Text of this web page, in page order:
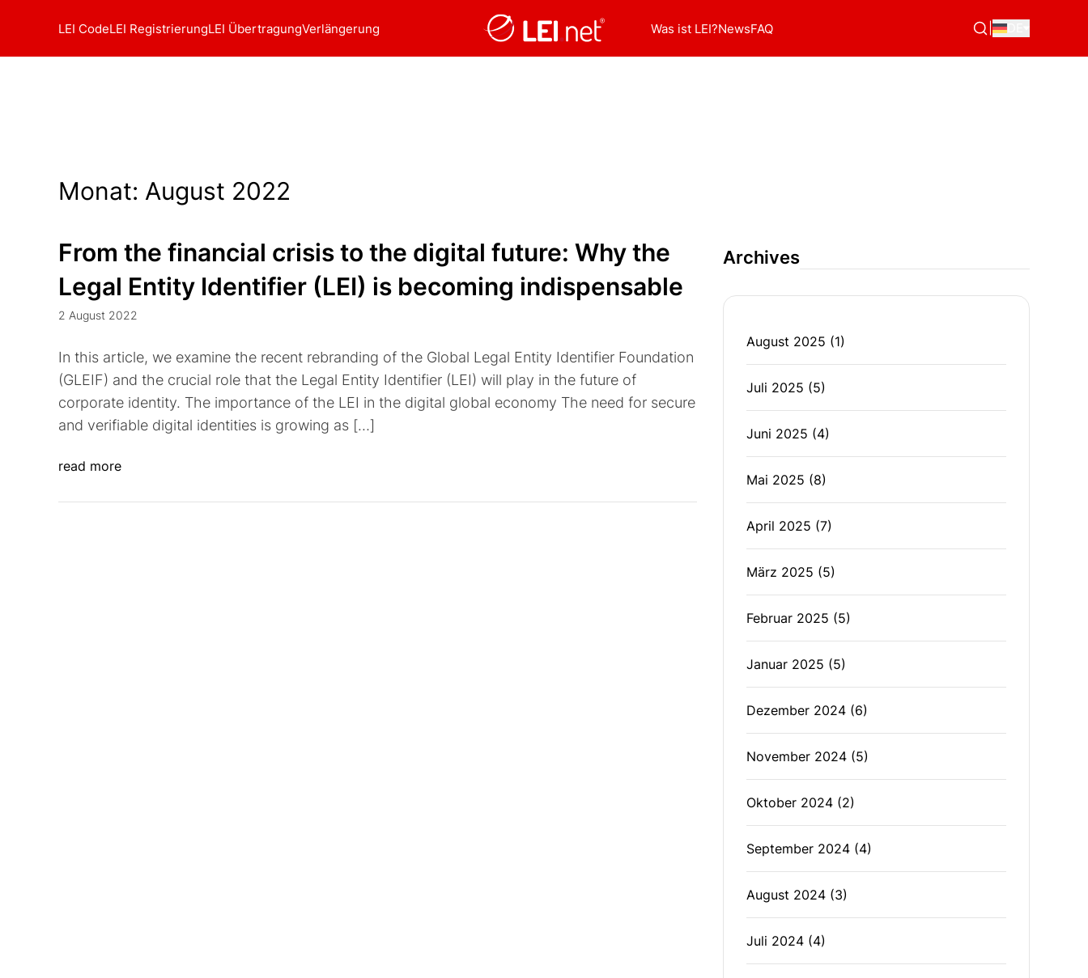
LEI CodeLEI RegistrierungLEI ÜbertragungVerlängerung Was ist LEI?NewsFAQ
Monat: August 2022
From the financial crisis to the digital future: Why the
Legal Entity Identifier (LEI) is becoming indispensable
2 August 2022
In this article, we examine the recent rebranding of the Global Legal Entity Identifier Foundation
(GLEIF) and the crucial role that the Legal Entity Identifier (LEI) will play in the future of
corporate identity. The importance of the LEI in the digital global economy The need for secure
and verifiable digital identities is growing as […]
read more
Archives
August 2025 (1)
Juli 2025 (5)
Juni 2025 (4)
Mai 2025 (8)
April 2025 (7)
März 2025 (5)
Februar 2025 (5)
Januar 2025 (5)
Dezember 2024 (6)
November 2024 (5)
Oktober 2024 (2)
September 2024 (4)
August 2024 (3)
Juli 2024 (4)